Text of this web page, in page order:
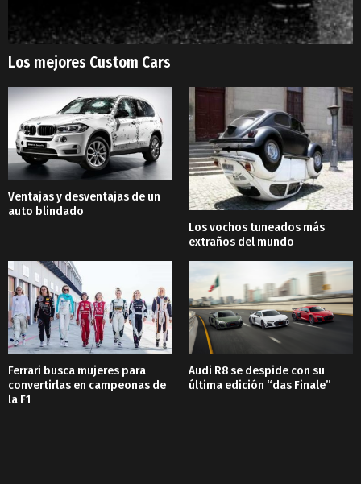
Los mejores Custom Cars
Ventajas y desventajas de un
auto blindado
Los vochos tuneados más
extraños del mundo
Ferrari busca mujeres para
convertirlas en campeonas de
la F1
Audi R8 se despide con su
última edición “das Finale”